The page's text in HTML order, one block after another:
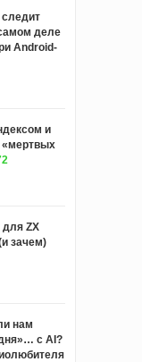
следит
деле
Android-
и
для ZX
зачем)
нам
с AI?